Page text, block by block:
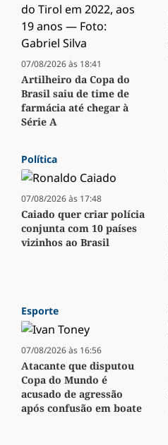
07/08/2026 às 18:41
Artilheiro da Copa do
Brasil saiu de time de
farmácia até chegar à
Série A
Política
07/08/2026 às 17:48
Caiado quer criar polícia
conjunta com 10 países
vizinhos ao Brasil
Esporte
07/08/2026 às 16:56
Atacante que disputou
Copa do Mundo é
acusado de agressão
após confusão em boate